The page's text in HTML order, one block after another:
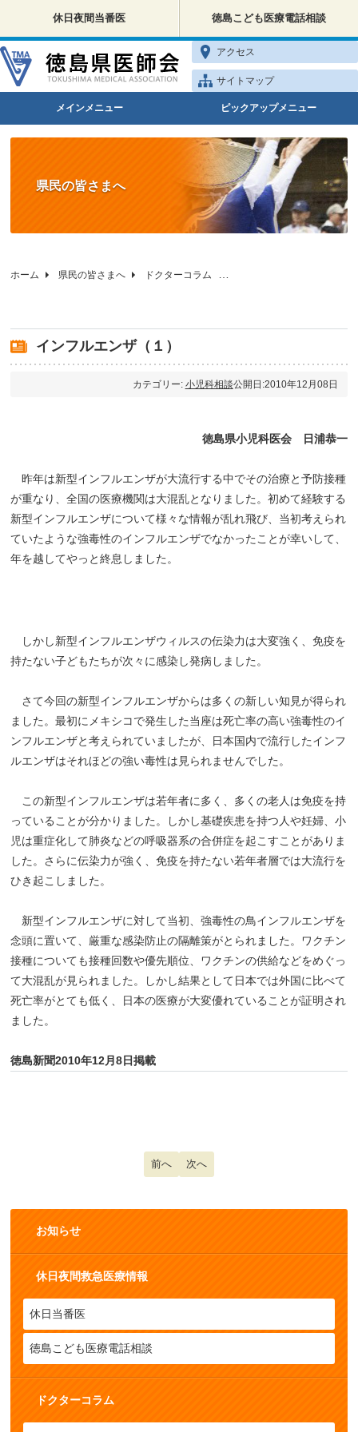
休日夜間当番医 徳島こども医療電話相談
アクセス
サイトマップ
メインメニュー ピックアップメニュー
県民の皆さまへ
ホーム 県民の皆さまへ ドクターコラム
インフルエンザ（１）
カテゴリー: 小児科相談公開日:2010年12月08日
徳島県小児科医会 日浦恭一
昨年は新型インフルエンザが大流行する中でその治療と予防接種
が重なり、全国の医療機関は大混乱となりました。初めて経験する
新型インフルエンザについて様々な情報が乱れ飛び、当初考えられ
ていたような強毒性のインフルエンザでなかったことが幸いして、
年を越してやっと終息しました。
しかし新型インフルエンザウィルスの伝染力は大変強く、免疫を
持たない子どもたちが次々に感染し発病しました。
さて今回の新型インフルエンザからは多くの新しい知見が得られ
ました。最初にメキシコで発生した当座は死亡率の高い強毒性のイ
ンフルエンザと考えられていましたが、日本国内で流行したインフ
ルエンザはそれほどの強い毒性は見られませんでした。
この新型インフルエンザは若年者に多く、多くの老人は免疫を持
っていることが分かりました。しかし基礎疾患を持つ人や妊婦、小
児は重症化して肺炎などの呼吸器系の合併症を起こすことがありま
した。さらに伝染力が強く、免疫を持たない若年者層では大流行を
ひき起こしました。
新型インフルエンザに対して当初、強毒性の鳥インフルエンザを
念頭に置いて、厳重な感染防止の隔離策がとられました。ワクチン
接種についても接種回数や優先順位、ワクチンの供給などをめぐっ
て大混乱が見られました。しかし結果として日本では外国に比べて
死亡率がとても低く、日本の医療が大変優れていることが証明され
ました。
徳島新聞2010年12月8日掲載
前の記事へ: インフルエンザ（２）
前へ 次の記事へ: 予防接種
次へ
お知らせ
休日夜間救急医療情報
休日当番医
徳島こども医療電話相談
ドクターコラム